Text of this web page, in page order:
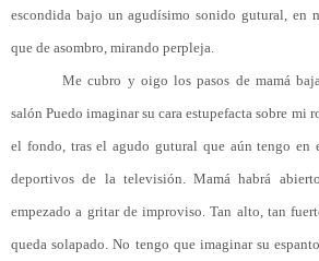
escondida bajo un agudísimo sonido gutural, en
que de asombro, mirando perpleja.
Me cubro y oigo los pasos de mamá
salón Puedo imaginar su cara estupefacta sobre mi
el fondo, tras el agudo gutural que aún tengo en
deportivos de la televisión. Mamá habrá
empezado a gritar de improviso. Tan alto, tan
queda solapado. No tengo que imaginar su